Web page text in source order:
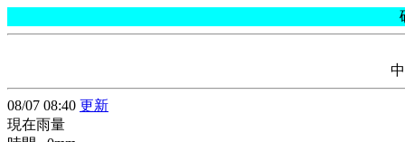
08/07 08:40 更新
現在雨量